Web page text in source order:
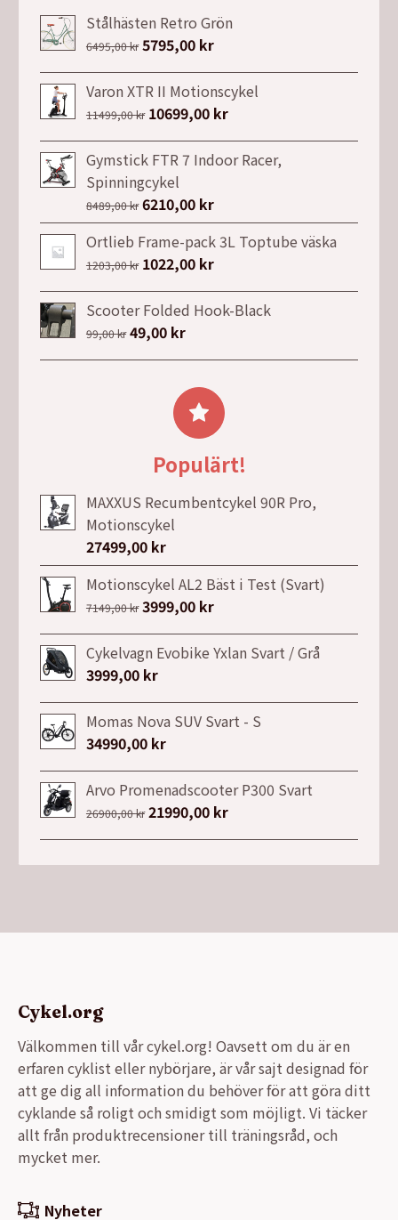
Stålhästen Retro Grön
6495,00kr Det
ursprungliga
priset
var:
5795,00 krDet
nuvarande
priset
är:
Varon XTR II Motionscykel
11499,00kr Det
ursprungliga
priset
var:
11499,00 kr.
10699,00 krDet
nuvarande
priset
Gymstick FTR 7 Indoor Racer,
Spinningcykel
8489,00kr Det
ursprungliga
priset
var:
8489,00 kr.
6210,00 krDet
nuvarande
priset
är:
6210,00 kr.
Ortlieb Frame-pack 3L Toptube väska
1203,00kr Det
ursprungliga
priset
var:
1022,00 krDet
nuvarande
priset
Scooter Folded Hook-Black
99,00kr Det
ursprungliga
99,00 kr.
49,00 krDet
nuvarande
är:
49,00 kr.
Populärt!
MAXXUS Recumbentcykel 90R Pro,
Motionscykel
27499,00 kr
Motionscykel AL2 Bäst i Test (Svart)
7149,00kr Det
priset
var:
3999,00 krDet
priset
Cykelvagn Evobike Yxlan Svart / Grå
3999,00 kr
Momas Nova SUV Svart - S
34990,00 kr
Arvo Promenadscooter P300 Svart
26900,00kr Det
21990,00 krDet
Cykel.org
Välkommen till vår cykel.org! Oavsett om du är en
erfaren cyklist eller nybörjare, är vår sajt designad för
att ge dig all information du behöver för att göra ditt
cyklande så roligt och smidigt som möjligt. Vi täcker
allt från produktrecensioner till träningsråd, och
mycket mer.
Nyheter